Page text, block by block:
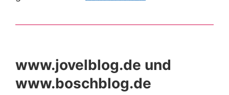
www.jovelblog.de und
www.boschblog.de